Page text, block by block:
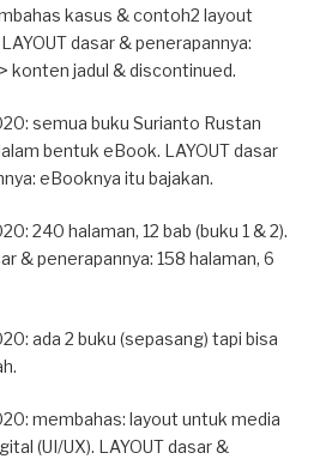
kasus & contoh2 layout
dasar & penerapannya:
konten jadul & discontinued.
semua buku Surianto Rustan
bentuk eBook. LAYOUT dasar
eBooknya itu bajakan.
240 halaman, 12 bab (buku 1 & 2).
& penerapannya: 158 halaman, 6
ada 2 buku (sepasang) tapi bisa
membahas: layout untuk media
(UI/UX). LAYOUT dasar &